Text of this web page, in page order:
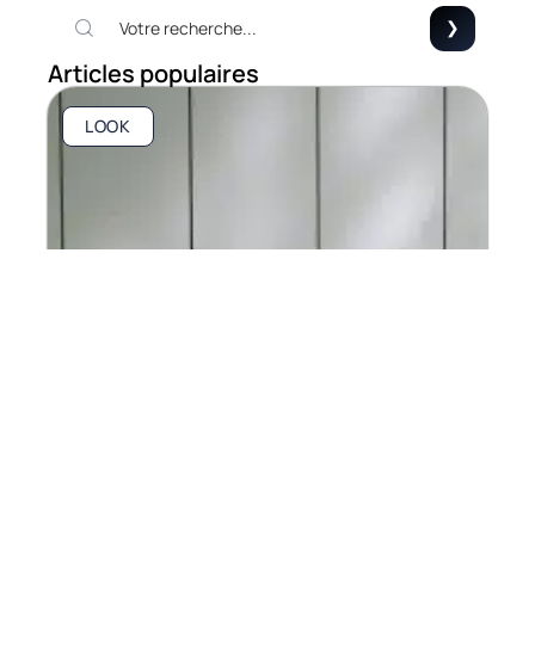
Articles populaires
LOOK